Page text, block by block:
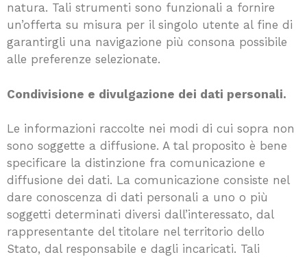
natura. Tali strumenti sono funzionali a fornire
un’offerta su misura per il singolo utente al fine di
garantirgli una navigazione più consona possibile
alle preferenze selezionate.
Condivisione e divulgazione dei dati personali.
Le informazioni raccolte nei modi di cui sopra non
sono soggette a diffusione. A tal proposito è bene
specificare la distinzione fra comunicazione e
diffusione dei dati. La comunicazione consiste nel
dare conoscenza di dati personali a uno o più
soggetti determinati diversi dall’interessato, dal
rappresentante del titolare nel territorio dello
Stato, dal responsabile e dagli incaricati. Tali